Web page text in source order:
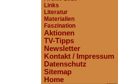
Links
Literatur
Materialien
Faszination
Aktionen
TV-Tipps
Newsletter
Kontakt / Impressum
Datenschutz
Sitemap
Home